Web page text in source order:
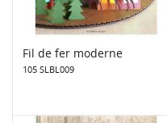
Fil de fer moderne
105 SLBL009